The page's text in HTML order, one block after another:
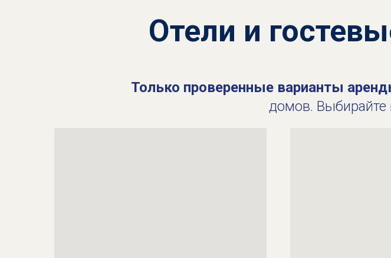
Отели и
Только проверенные варианты
домов. Выбирайте